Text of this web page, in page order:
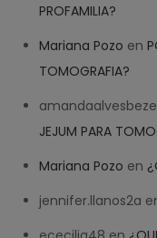
PROFAMILIA?
Mariana Pozo en
TOMOGRAFIA?
JEJUM PARA
Mariana Pozo en
jennifer.llanos2a